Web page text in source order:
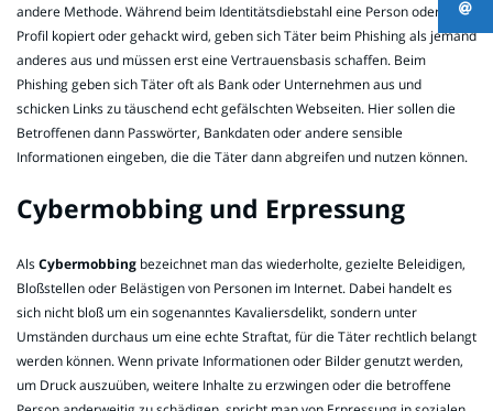
andere Methode. Während beim Identitätsdiebstahl eine Person oder ein
Profil kopiert oder gehackt wird, geben sich Täter beim Phishing als jemand
anderes aus und müssen erst eine Vertrauensbasis schaffen. Beim
Phishing geben sich Täter oft als Bank oder Unternehmen aus und
schicken Links zu täuschend echt gefälschten Webseiten. Hier sollen die
Betroffenen dann Passwörter, Bankdaten oder andere sensible
Informationen eingeben, die die Täter dann abgreifen und nutzen können.
Cybermobbing und Erpressung
AlsCybermobbing bezeichnet man das wiederholte, gezielte Beleidigen,
Bloßstellen oder Belästigen von Personen im Internet. Dabei handelt es
sich nicht bloß um ein sogenanntes Kavaliersdelikt, sondern unter
Umständen durchaus um eine echte Straftat, für die Täter rechtlich belangt
werden können. Wenn private Informationen oder Bilder genutzt werden,
um Druck auszuüben, weitere Inhalte zu erzwingen oder die betroffene